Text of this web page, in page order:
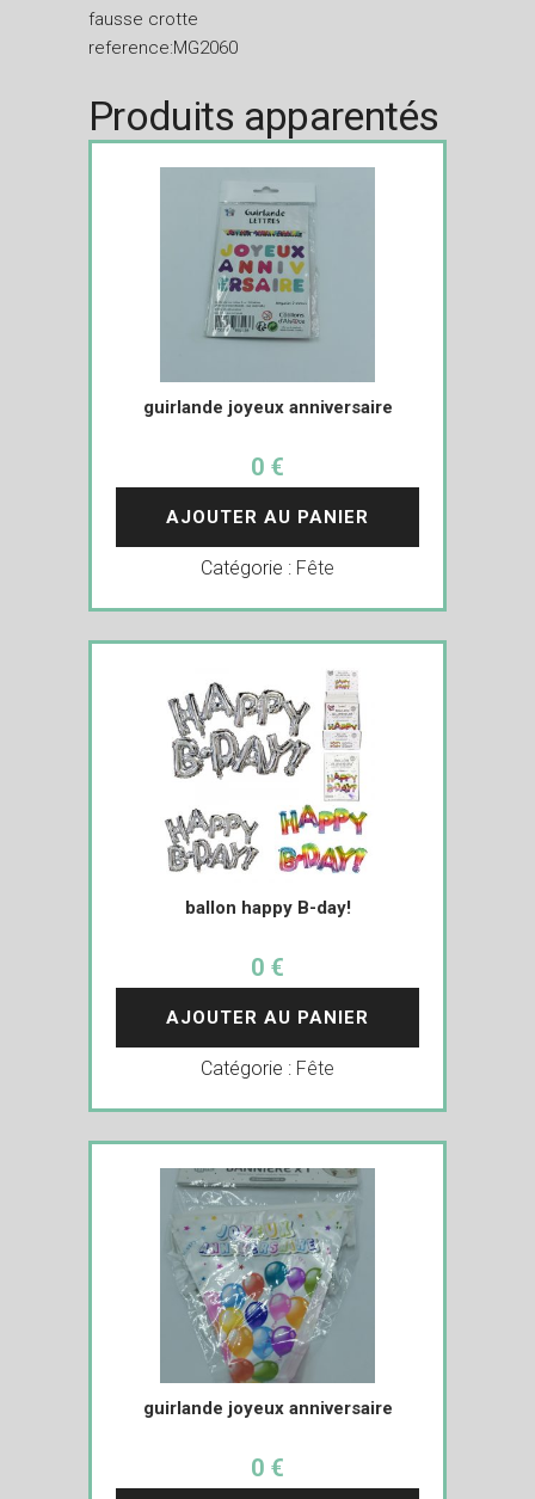
fausse crotte
reference:MG2060
Produits apparentés
guirlande joyeux anniversaire
0 €
AJOUTER AU PANIER
Catégorie : Fête
ballon happy B-day!
0 €
AJOUTER AU PANIER
Catégorie : Fête
guirlande joyeux anniversaire
0 €